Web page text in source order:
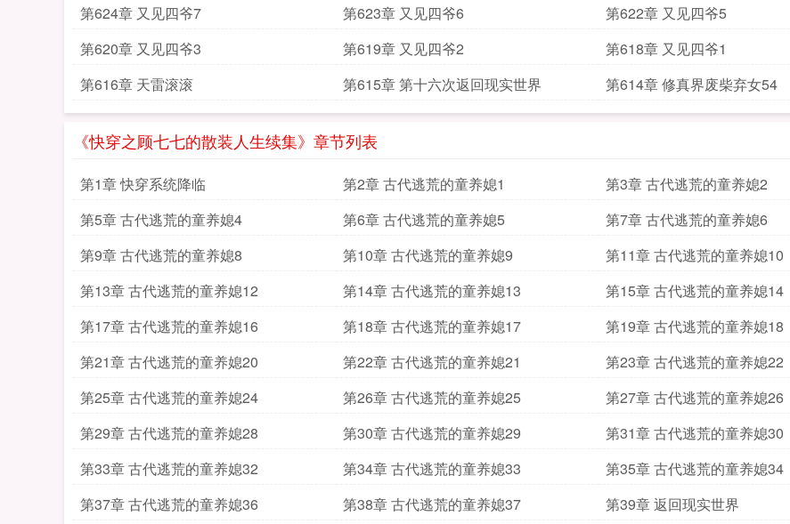
第624章 又见四爷7
第623章 又见四爷6 第622章 又见四爷5
第620章 又见四爷3
第619章 又见四爷2 第618章 又见四爷1
第616章 天雷滚滚
第615章 第十六次返回现实世界 第614章 修真界废柴弃女54
《快穿之顾七七的散装人生续集》章节列表
第1章 快穿系统降临 第2章 古代逃荒的童养媳1 第3章 古代逃荒的童养媳2
第5章 古代逃荒的童养媳4
第6章 古代逃荒的童养媳5 第7章 古代逃荒的童养媳6
第9章 古代逃荒的童养媳8
第10章 古代逃荒的童养媳9 第11章 古代逃荒的童养媳10
第13章 古代逃荒的童养媳12
第14章 古代逃荒的童养媳13 第15章 古代逃荒的童养媳14
第17章 古代逃荒的童养媳16
第18章 古代逃荒的童养媳17 第19章 古代逃荒的童养媳18
第21章 古代逃荒的童养媳20
第22章 古代逃荒的童养媳21 第23章 古代逃荒的童养媳22
第25章 古代逃荒的童养媳24
第26章 古代逃荒的童养媳25 第27章 古代逃荒的童养媳26
第29章 古代逃荒的童养媳28
第30章 古代逃荒的童养媳29 第31章 古代逃荒的童养媳30
第33章 古代逃荒的童养媳32
第34章 古代逃荒的童养媳33 第35章 古代逃荒的童养媳34
第37章 古代逃荒的童养媳36
第38章 古代逃荒的童养媳37 第39章 返回现实世界